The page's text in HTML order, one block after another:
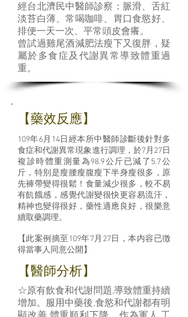
經台北濟民中醫師診察：脈滑、舌紅
淡苔白薄、常喝咖啡、胃口食慾好、
排便一天一次、平常頭皮會癢。
曾試過雞尾酒減肥法瘦下又復胖，疑
屬於多食症及代謝異常導致體重過
重。
​【藥效反應】
109年6月14日經本所中醫師診斷後針對多
食症和代謝異常現象進行調理，於7月27日
複診時體重測量為98.9公斤已減了5.7公
斤，特別是瘦腰瘦腹瘦下半身瘦很多，原
先褲帶變得很鬆！食量減少很多，較不易
有飢餓感，感覺代謝變很快更容易流汗，
精神也變得很好，藥性適應良好，很樂意
續取藥調理。
【此案例摘至109年7月27日，本内容已徴
得當事人同意公開】
【醫師分析】
☆原有飲食和代謝問題,導致體重持續
增加。服用中藥後,食慾和代謝都有明